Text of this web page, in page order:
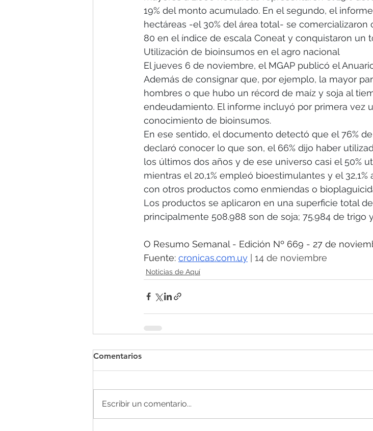
19% del monto acumulado. En el segundo, el
hectáreas -el 30% del área total- se
80 en el índice de escala Coneat y conquistaron un
Utilización de bioinsumos en el agro nacional
El jueves 6 de noviembre, el MGAP publicó el
Además de consignar que, por ejemplo, la mayor
hombres o que hubo un récord de maíz y soja al
endeudamiento. El informe incluyó por primera vez
conocimiento de bioinsumos.
En ese sentido, el documento detectó que el 76%
declaró conocer lo que son, el 66% dijo haber
los últimos dos años y de ese universo casi el 50%
mientras el 20,1% empleó bioestimulantes y el
con otros productos como enmiendas o
Los productos se aplicaron en una superficie total
principalmente 508.988 son de soja; 75.984 de trigo
O Resumo Semanal - Edición Nº 669 - 27 de
Fuente: cronicas.com.uy | 14 de noviembre
Noticias de Aquí
Comentarios
Escribir un comentario...